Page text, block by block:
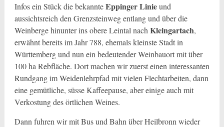
Infos ein Stück die bekannteEppinger Linieund
aussichtsreich den Grenzsteinweg entlang und über die
Weinberge hinunter ins obere Leintal nach Kleingartach,
erwähnt bereits im Jahr 788, ehemals kleinste Stadt in
Württemberg und nun ein bedeutender Weinbauort mit über
100 ha Rebfläche. Dort machen wir zuerst einen interessanten
Rundgang im Weidenlehrpfad mit vielen Flechtarbeiten, dann
eine gemütliche, süsse Kaffeepause, aber einige auch mit
Verkostung des örtlichen Weines.
Dann fuhren wir mit Bus und Bahn über Heilbronn wieder